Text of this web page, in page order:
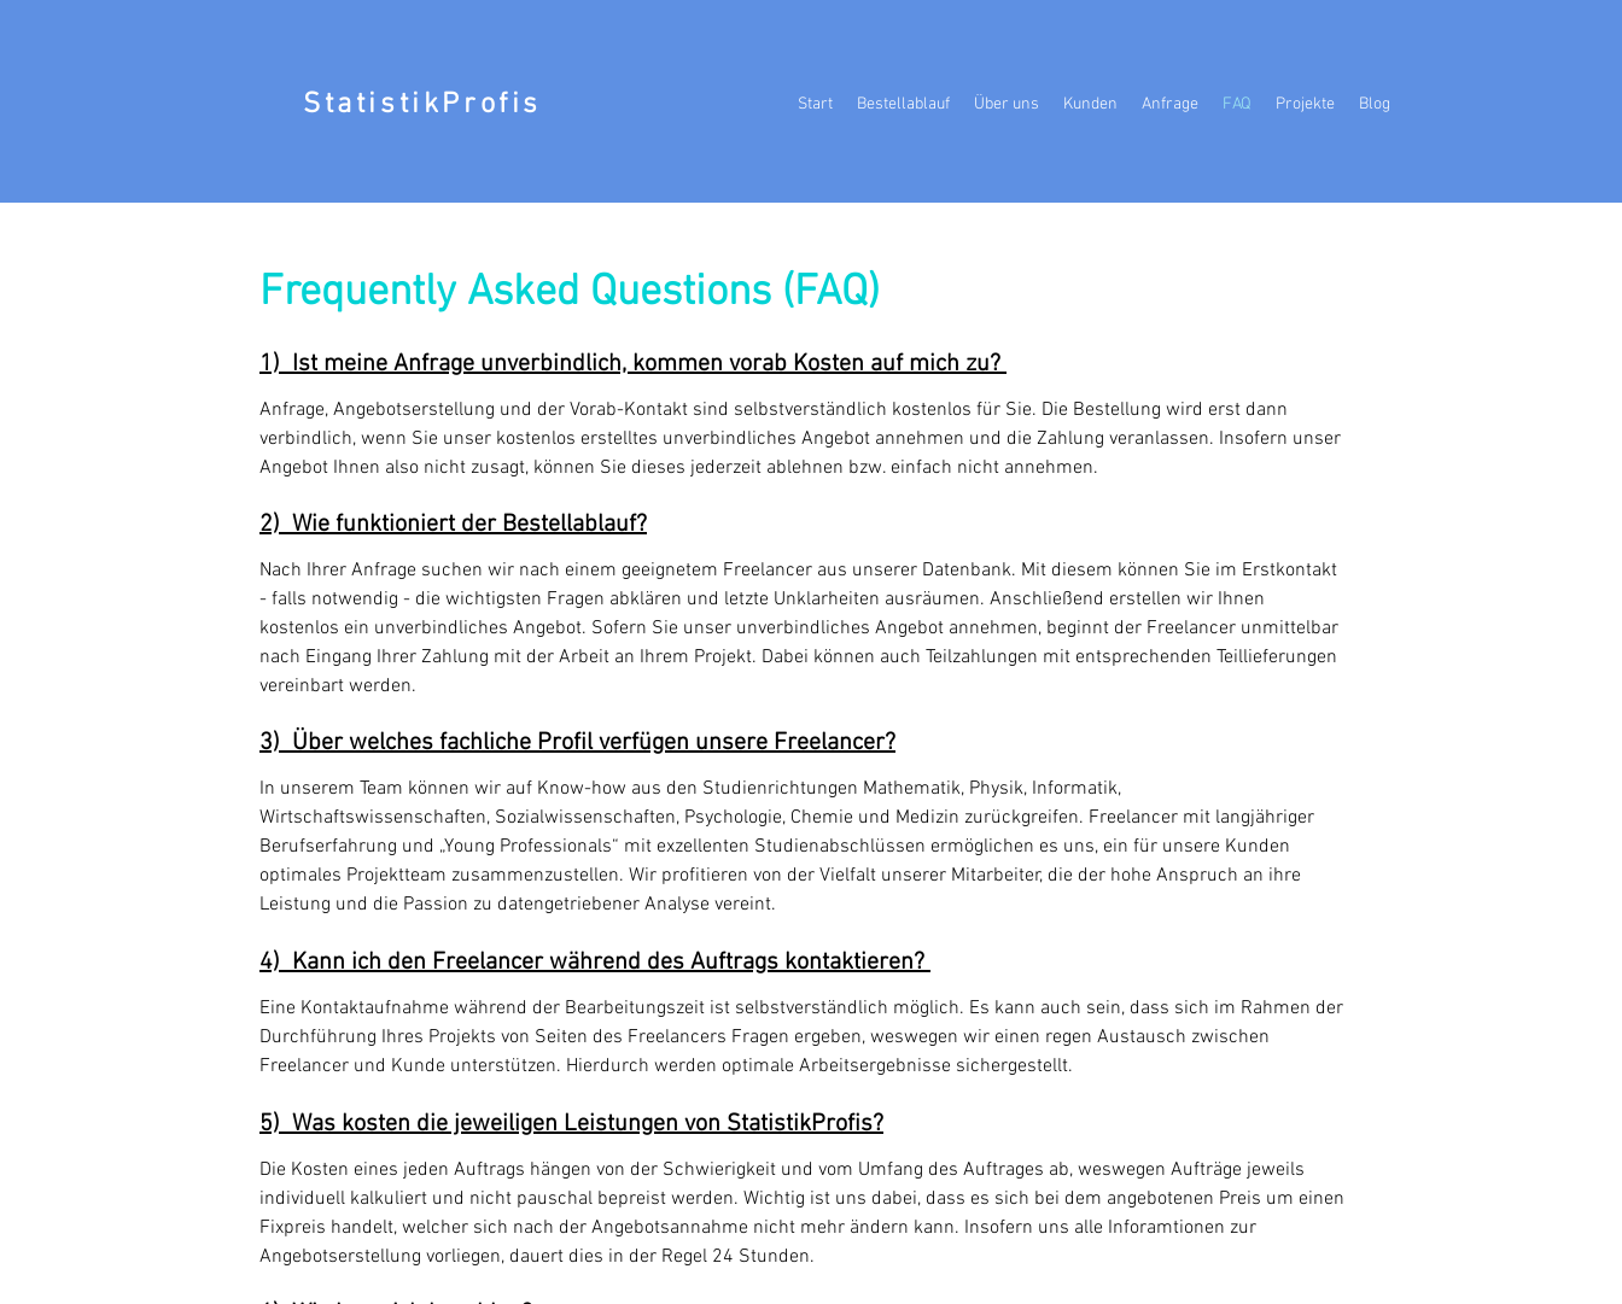
StatistikProfis Start Bestellablauf Über uns Kunden Anfrage FAQ Projekte Blog
Frequently Asked Questions (FAQ)
1) Ist meine Anfrage unverbindlich, kommen vorab Kosten auf mich zu?
Anfrage, Angebotserstellung und der Vorab-Kontakt sind selbstverständlich kostenlos für Sie. Die Bestellung wird erst dann
verbindlich, wenn Sie unser kostenlos erstelltes unverbindliches Angebot annehmen und die Zahlung veranlassen. Insofern unser
Angebot Ihnen also nicht zusagt, können Sie dieses jederzeit ablehnen bzw. einfach nicht annehmen.
2) Wie funktioniert der Bestellablauf?
Nach Ihrer Anfrage suchen wir nach einem geeignetem Freelancer aus unserer Datenbank. Mit diesem können Sie im Erstkontakt
- falls notwendig - die wichtigsten Fragen abklären und letzte Unklarheiten ausräumen. Anschließend erstellen wir Ihnen
kostenlos ein unverbindliches Angebot. Sofern Sie unser unverbindliches Angebot annehmen, beginnt der Freelancer unmittelbar
nach Eingang Ihrer Zahlung mit der Arbeit an Ihrem Projekt. Dabei können auch Teilzahlungen mit entsprechenden Teillieferungen
vereinbart werden.
3)Über welches fachliche Profil verfügen unsere Freelancer?
In unserem Team können wir auf Know-how aus den Studienrichtungen Mathematik, Physik, Informatik,
Wirtschaftswissenschaften, Sozialwissenschaften, Psychologie, Chemie und Medizin zurückgreifen. Freelancer mit langjähriger
Berufserfahrung und „Young Professionals“ mit exzellenten Studienabschlüssen ermöglichen es uns, ein für unsere Kunden
optimales Projektteam zusammenzustellen. Wir profitieren von der Vielfalt unserer Mitarbeiter, die der hohe Anspruch an ihre
Leistung und die Passion zu datengetriebener Analyse vereint.
4) Kann ich den Freelancer während des Auftrags kontaktieren?
Eine Kontaktaufnahme während der Bearbeitungszeit ist selbstverständlich möglich. Es kann auch sein, dass sich im Rahmen der
Durchführung Ihres Projekts von Seiten des Freelancers Fragen ergeben, weswegen wir einen regen Austausch zwischen
Freelancer und Kunde unterstützen. Hierdurch werden optimale Arbeitsergebnisse sichergestellt.
5) Was kosten die jeweiligen Leistungen von StatistikProfis?
Die Kosten eines jeden Auftrags hängen von der Schwierigkeit und vom Umfang des Auftrages ab, weswegen Aufträge jeweils
individuell kalkuliert und nicht pauschal bepreist werden. Wichtig ist uns dabei, dass es sich bei dem angebotenen Preis um einen
Fixpreis handelt, welcher sich nach der Angebotsannahme nicht mehr ändern kann. Insofern uns alle Inforamtionen zur
Angebotserstellung vorliegen, dauert dies in der Regel 24 Stunden.